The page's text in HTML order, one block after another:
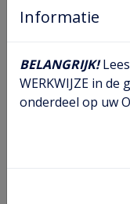
Klepveer
Informatie
BELANGRIJK!
WERKWIJZE in
onderdeel op uw